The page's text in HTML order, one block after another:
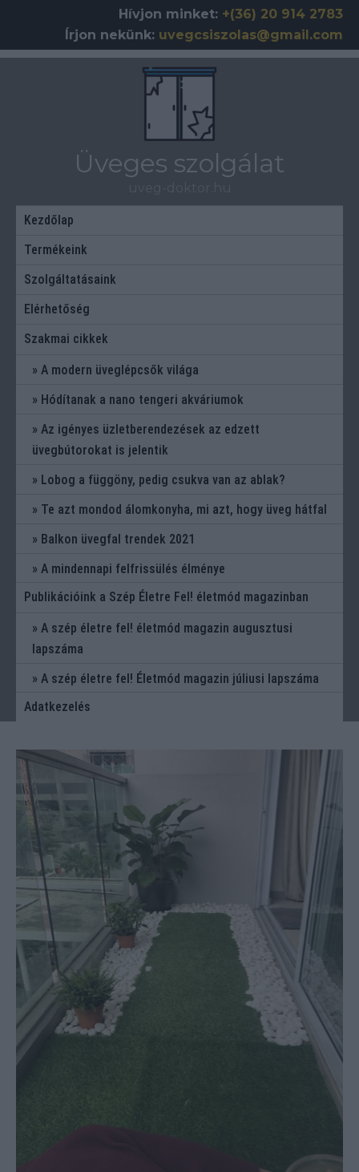
content
Hívjon minket: +(36) 20 914 2783
Írjon nekünk: uvegcsiszolas@gmail.com
Üveges szolgálat
Kezdőlap
Termékeink
Szolgáltatásaink
Elérhetőség
Szakmai cikkek
A modern üveglépcsők világa
Hódítanak a nano tengeri akváriumok
Az igényes üzletberendezések az edzett
üvegbútorokat is jelentik
Lobog a függöny, pedig csukva van az ablak?
Te azt mondod álomkonyha, mi azt, hogy üveg hátfal
Balkon üvegfal trendek 2021
A mindennapi felfrissülés élménye
Publikációink a Szép Életre Fel! életmód magazinban
A szép életre fel! életmód magazin augusztusi
lapszáma
A szép életre fel! Életmód magazin júliusi lapszáma
Adatkezelés